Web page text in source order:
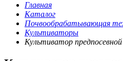
Главная
Каталог
Почвообрабатывающая
Культиваторы
Культиватор